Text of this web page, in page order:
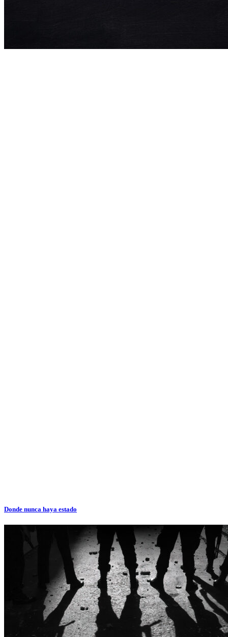
Donde nunca haya estado